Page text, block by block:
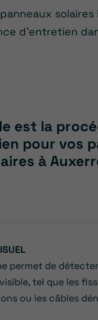
d’entretien
est la
pour vos
à
permet de
tel que les
ou les câbles